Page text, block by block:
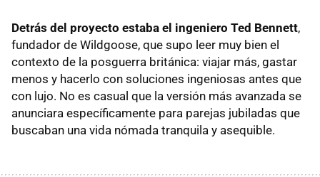
Detrás del proyecto estaba el ingeniero Ted Bennett,
fundador de Wildgoose, que supo leer muy bien el
contexto de la posguerra británica: viajar más, gastar
menos y hacerlo con soluciones ingeniosas antes que
con lujo. No es casual que la versión más avanzada se
anunciara específicamente para parejas jubiladas que
buscaban una vida nómada tranquila y asequible.